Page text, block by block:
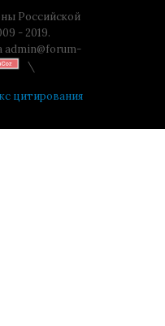
Российской
- 2019.
admin@forum-